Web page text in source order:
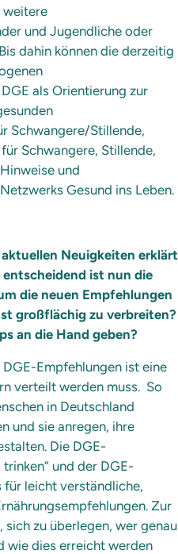
weitere
und Jugendliche oder
dahin können die derzeitig
als Orientierung zur
Schwangere/Stillende,
Schwangere, Stillende,
und
Gesund ins Leben.
aktuellen Neuigkeiten erklärt
entscheidend ist nun die
die neuen Empfehlungen
großflächig zu verbreiten?
an die Hand geben?
Empfehlungen ist eine
verteilt werden muss. So
in Deutschland
und sie anregen, ihre
Die DGE-
und der DGE-
für leicht verständliche,
Zur
zu überlegen, wer genau
wie dies erreicht werden